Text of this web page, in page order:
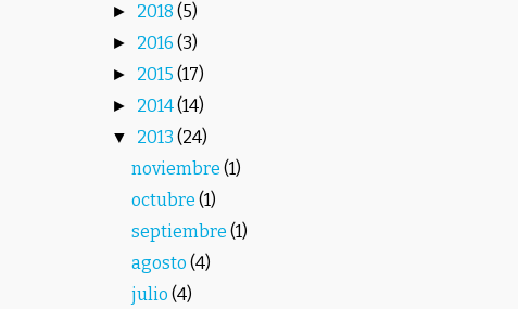
► 2018 (5)
► 2016 (3)
► 2015 (17)
► 2014(14)
▼ 2013 (24)
noviembre(1)
octubre(1)
septiembre(1)
agosto(4)
julio(4)